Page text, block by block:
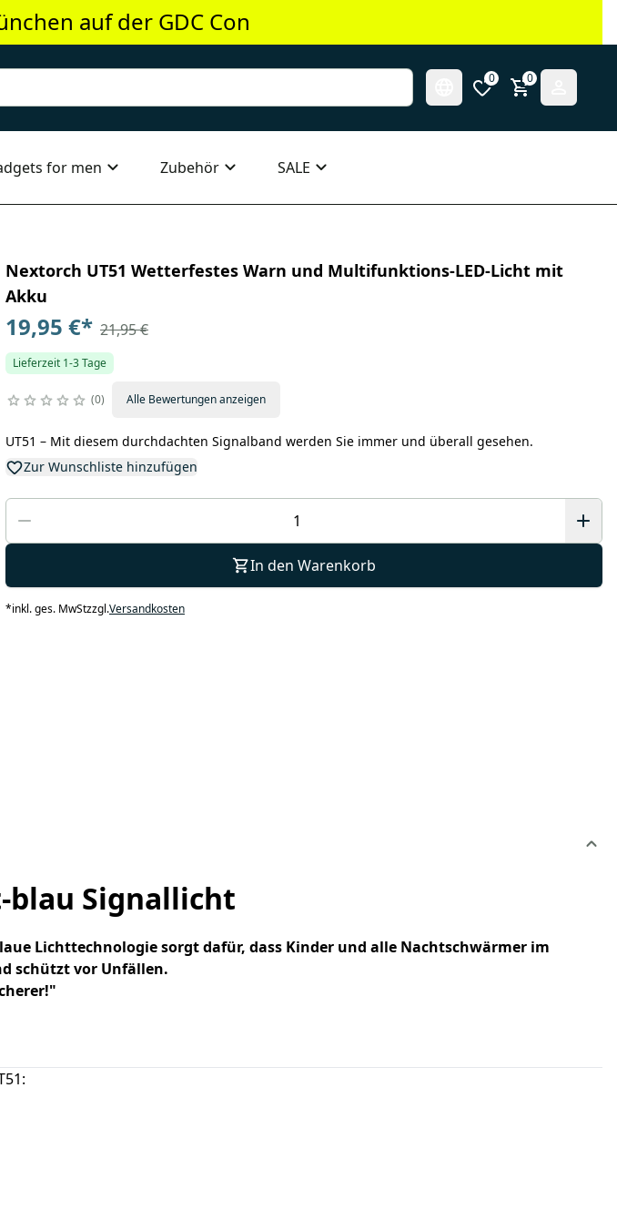
auf der GDC Con
0 0
for men Zubehör SALE
Nextorch UT51 Wetterfestes Warn und Multifunktions-LED-Licht mit
Akku
19,95 €* 21,95 €
Lieferzeit 1-3 Tage
0 Alle Bewertungen anzeigen
UT51 – Mit diesem durchdachten Signalband werden Sie immer und überall gesehen.
Zur Wunschliste hinzufügen
In den Warenkorb
*inkl. ges. MwStzzgl.Versandkosten
blau Signallicht
Lichttechnologie sorgt dafür, dass Kinder und alle Nachtschwärmer im
schützt vor Unfällen.